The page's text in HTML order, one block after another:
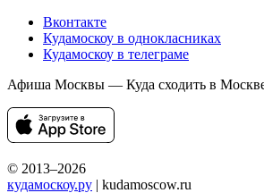
Вконтакте
Кудамоскоу в однокласниках
Кудамоскоу в телеграме
Афиша Москвы — Куда сходить в
© 2013–2026
кудамоскоу.ру | kudamoscow.ru